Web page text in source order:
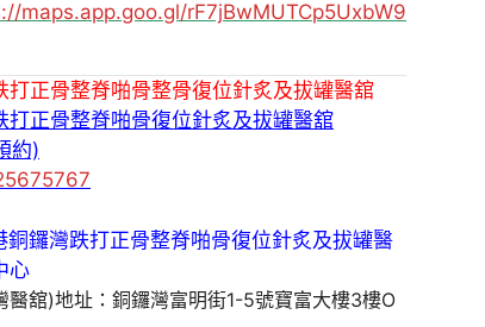
maps.app.goo.gl/rF7jBwMUTCp5UxbW9
打正骨整脊啪骨整骨復位針炙及拔罐醫舘
打正骨整脊啪骨復位針炙及拔罐醫舘
約)
醫舘)地址：銅鑼灣富明街1-5號寶富大樓3樓O